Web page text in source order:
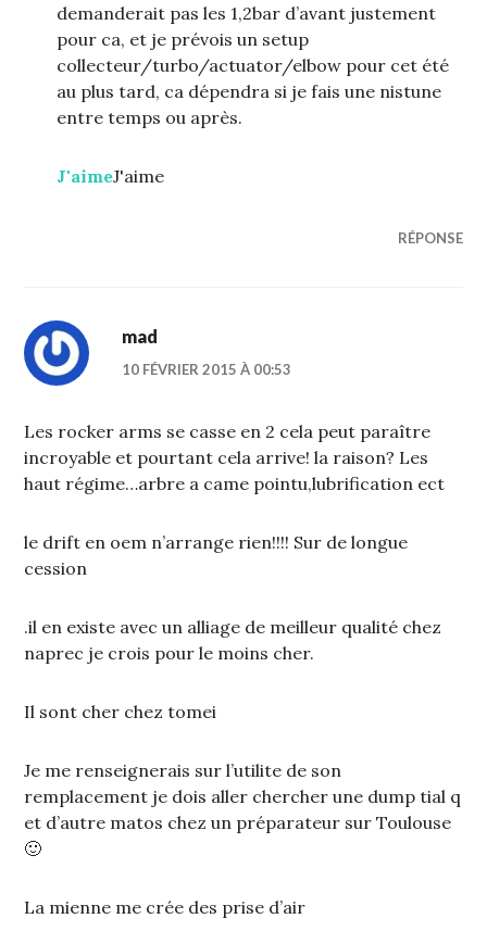
demanderait pas les 1,2bar d’avant justement
pour ca, et je prévois un setup
collecteur/turbo/actuator/elbow pour cet été
au plus tard, ca dépendra si je fais une nistune
entre temps ou après.
J'aimeJ'aime
RÉPONSE
mad
10 FÉVRIER 2015 À 00:53
Les rocker arms se casse en 2 cela peut paraître
incroyable et pourtant cela arrive! la raison? Les
haut régime…arbre a came pointu,lubrification ect
le drift en oem n’arrange rien!!!! Sur de longue
cession
.il en existe avec un alliage de meilleur qualité chez
naprec je crois pour le moins cher.
Il sont cher chez tomei
Je me renseignerais sur l’utilite de son
remplacement je dois aller chercher une dump tial q
et d’autre matos chez un préparateur sur Toulouse
🙂
La mienne me crée des prise d’air